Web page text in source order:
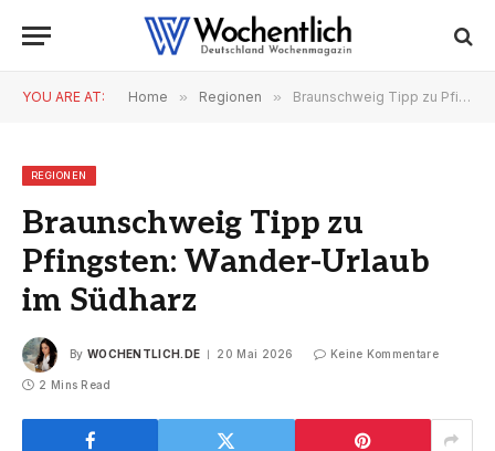
YOU ARE AT: Home » Regionen » Braunschweig Tipp zu Pfingsten: Wander-Urlaub im Südharz
REGIONEN
Braunschweig Tipp zu
Pfingsten: Wander-Urlaub
im Südharz
By WOCHENTLICH.DE 20 Mai 2026 Keine Kommentare
2 Mins Read